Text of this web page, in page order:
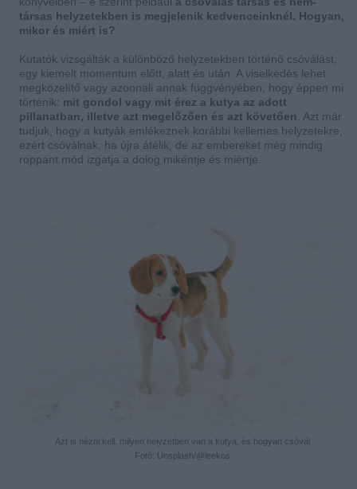
társas helyzetekben is megjelenik kedvenceinknél. Hogyan,
mikor és miért is?
Kutatók vizsgálták a különböző helyzetekben történő csóválást,
egy kiemelt momentum előtt, alatt és után. A viselkedés lehet
megközelítő vagy azonnali annak függvényében, hogy éppen mi
történik: mit gondol vagy mit érez a kutya az adott
pillanatban, illetve azt megelőzően és azt követően . Azt már
tudjuk, hogy a kutyák emlékeznek korábbi kellemes helyzetekre,
ezért csóválnak, ha újra átélik, de az embereket még mindig
roppant mód izgatja a dolog mikéntje és miértje.
Azt is nézni kell, milyen helyzetben van a kutya, és hogyan csóvál
Fotó: Unsplash/@leekos